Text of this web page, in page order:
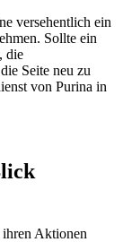
versehentlich ein
Sollte ein
die
Seite neu zu
von Purina in
ihren Aktionen